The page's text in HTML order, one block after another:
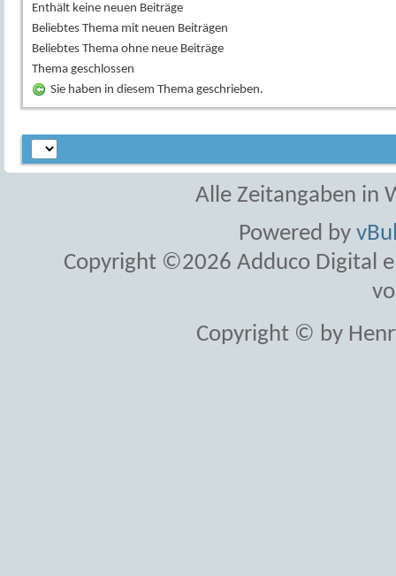
Enthält keine neuen Beiträge
Beliebtes Thema mit neuen Beiträgen
Beliebtes Thema ohne neue Beiträge
Thema geschlossen
Sie haben in diesem Thema geschrieben.
Alle Zeitangaben in
Powered by
Copyright ©2026 Adduco Digital
Copyright © by